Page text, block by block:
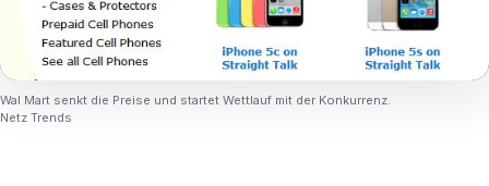
Wal Mart senkt die Preise und startet Wettlauf mit der Konkurrenz.
Netz Trends